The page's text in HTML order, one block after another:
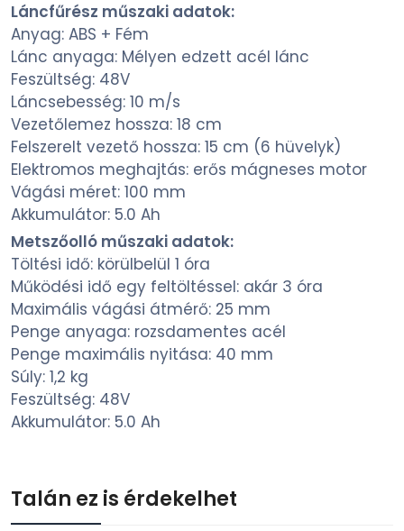
Láncfűrész műszaki adatok:
Anyag: ABS + Fém
Lánc anyaga: Mélyen edzett acél lánc
Feszültség: 48V
Láncsebesség: 10 m/s
Vezetőlemez hossza: 18 cm
Felszerelt vezető hossza: 15 cm (6 hüvelyk)
Elektromos meghajtás: erős mágneses motor
Vágási méret: 100 mm
Akkumulátor: 5.0 Ah
Metszőolló műszaki adatok:
Töltési idő: körülbelül 1 óra
Működési idő egy feltöltéssel: akár 3 óra
Maximális vágási átmérő: 25 mm
Penge anyaga: rozsdamentes acél
Penge maximális nyitása: 40 mm
Súly: 1,2 kg
Feszültség: 48V
Akkumulátor: 5.0 Ah
Talán ez is érdekelhet